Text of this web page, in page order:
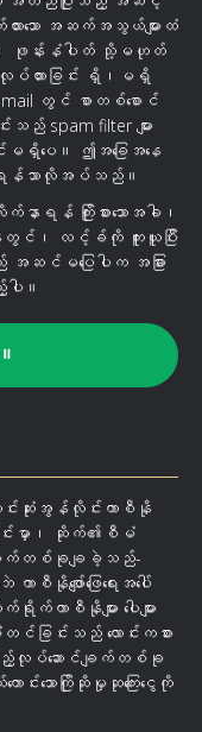
းသော အဆက်အသွယ်များထံ
၊ ဖုန်းနံပါတ် သို့မဟုတ်
ပ်ထားခြင်း ရှိ၊မရှိ
တွင် စာတစ်စောင်
spam filter များ
င်းမရှိပေ။ ဤအခြေအနေ
ရန်သာလိုအပ်သည်။
ရန် ကြိုးစားသောအခါ၊
င်၊ လင့်ခ်ကို ကူးယူပြီး
ဆင်မပြေပါက အခြား
ါ။
းဆုံးအွန်လိုင်းကာစီနို
ာင်းမှာ၊ ဆိုက်၏စီမံ
ျက်တစ်ခုချခဲ့သည်-
စီနိုဖျော်ဖြေရေးအပေါ်
က်ကာစီနိုများ ပေါများ
ြင်းသည် လောင်းကစား
လုပ်ဆောင်ချက်တစ်ခု
သောကြိုဆိုမှုဆုကြေးငွေကို